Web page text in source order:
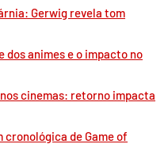
Gerwig revela tom
dos animes e o impacto no
cinemas: retorno impacta
cronológica de Game of